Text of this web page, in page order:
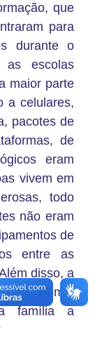
que
para
durante o
escolas
maior parte
a celulares,
pacotes de
de
eram
vivem em
todo
não eram
de
entre as
disso, a
pandemia
família a